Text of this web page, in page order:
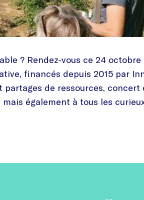
? Rendez-vous ce 24 octobre
financés depuis 2015 par
de ressources, concert
également à tous les